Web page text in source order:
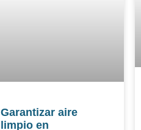
Garantizar aire
limpio en